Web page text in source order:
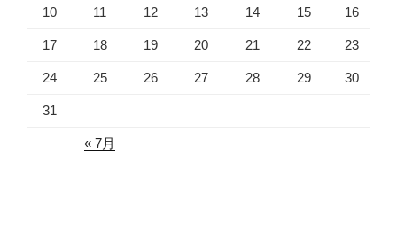
« 7月
10 11 12 13 14 15 16
17 18 19 20 21 22 23
24 25 26 27 28 29 30
31